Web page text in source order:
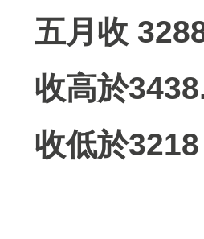
五月收
收高於
收低於